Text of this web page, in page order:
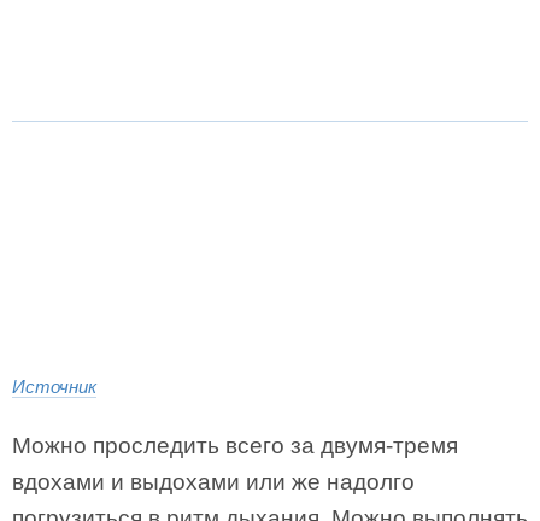
Источник
Можно проследить всего за двумя-тремя
вдохами и выдохами или же надолго